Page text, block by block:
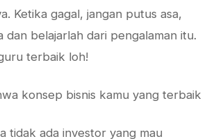
Ketika gagal, jangan putus asa,
dan belajarlah dari pengalaman itu.
terbaik loh!
konsep bisnis kamu yang terbaik
tidak ada investor yang mau